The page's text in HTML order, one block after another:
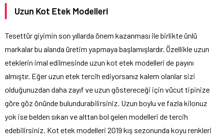
Uzun Kot Etek Modelleri
Tesettür giyimin son yıllarda önem kazanması ile birlikte ünlü
markalar bu alanda üretim yapmaya başlamışlardır. Özellikle uzun
eteklerin imal edilmesinde uzun kot etek modelleri de payını
almıştır. Eğer uzun etek tercih ediyorsanız kalem olanlar sizi
olduğunuzdan daha zayıf ve uzun göstereceği için vücut tipinize
göre göz önünde bulundurabilirsiniz. Uzun boylu ve fazla kilonuz
yok ise belden sıkan ve alttan bol gelen modelleri de tercih
edebilirsiniz. Kot etek modelleri 2019 kış sezonunda koyu renkleri